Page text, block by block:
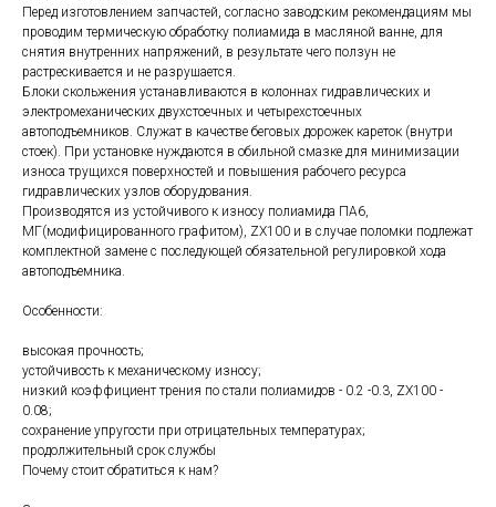
Перед изготовлением запчастей, согласно заводским рекомендациям мы
проводим термическую обработку полиамида в масляной ванне, для
снятия внутренних напряжений, в результате чего ползун не
растрескивается и не разрушается.
Блоки скольжения устанавливаются в колоннах гидравлических и
электромеханических двухстоечных и четырехстоечных
автоподъемников. Служат в качестве беговых дорожек кареток (внутри
стоек). При установке нуждаются в обильной смазке для минимизации
износа трущихся поверхностей и повышения рабочего ресурса
гидравлических узлов оборудования.
Производятся из устойчивого к износу полиамида ПА6,
МГ(модифицированного графитом), ZX100 и в случае поломки подлежат
комплектной замене с последующей обязательной регулировкой хода
автоподъемника.
Особенности:
высокая прочность;
устойчивость к механическому износу;
низкий коэффициент трения по стали полиамидов - 0.2 -0.3, ZX100 -
0.08;
сохранение упругости при отрицательных температурах;
продолжительный срок службы
Почему стоит обратиться к нам?